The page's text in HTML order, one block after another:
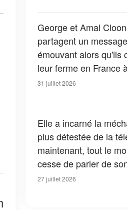
George et Amal
partagent un message
émouvant alors qu'ils
leur ferme en France
des feux de forêt —
31 juillet 2026
Elle a incarné la
plus détestée de la
maintenant, tout le
cesse de parler de
apparition dans la
27 juillet 2026